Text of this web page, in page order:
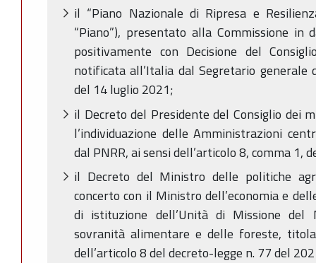
il “Piano Nazionale di Ripresa e
“Piano”), presentato alla Commissione
positivamente con Decisione del
notificata all’Italia dal Segretario generale
del 14 luglio 2021;
il Decreto del Presidente del Consiglio dei
l’individuazione delle Amministrazioni
dal PNRR, ai sensi dell’articolo 8, comma 1,
il Decreto del Ministro delle politiche
concerto con il Ministro dell’economia e
di istituzione dell’Unità di Missione del
sovranità alimentare e delle foreste,
dell’articolo 8 del decreto-legge n. 77 del